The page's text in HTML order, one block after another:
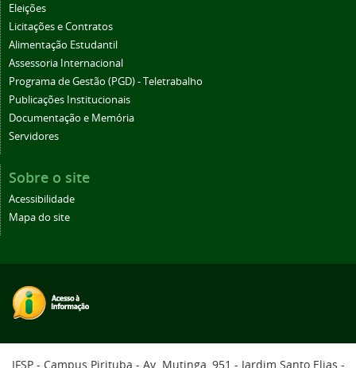
Eleições
Licitações e Contratos
Alimentação Estudantil
Assessoria Internacional
Programa de Gestão (PGD) - Teletrabalho
Publicações Institucionais
Documentação e Memória
Servidores
Sobre o site
Acessibilidade
Mapa do site
IFSP - Campus Pirituba - Av. Mutinga, 951 - Jardim Santo Elias -